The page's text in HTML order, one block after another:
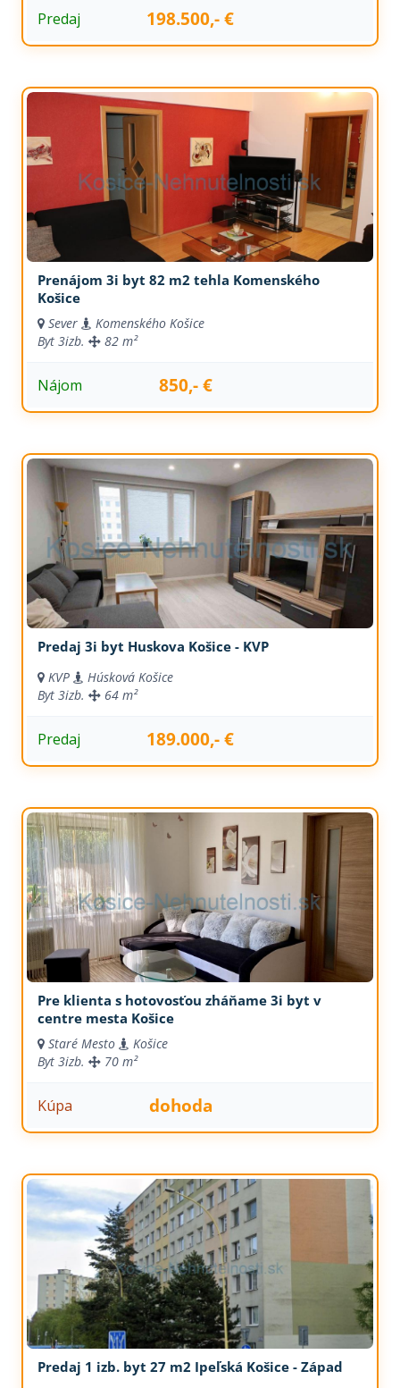
Predaj 198.500,- €
Prenájom 3i byt 82 m2 tehla Komenského
Košice
Sever
Komenského Košice
Byt 3izb. 82 m²
Nájom 850,- €
Predaj 3i byt Huskova Košice - KVP
KVP
Húsková Košice
Byt 3izb. 64 m²
Predaj 189.000,- €
Pre klienta s hotovosťou zháňame 3i byt v
centre mesta Košice
Staré Mesto
Košice
Byt 3izb. 70 m²
Kúpa dohoda
Predaj 1 izb. byt 27 m2 Ipeľská Košice - Západ